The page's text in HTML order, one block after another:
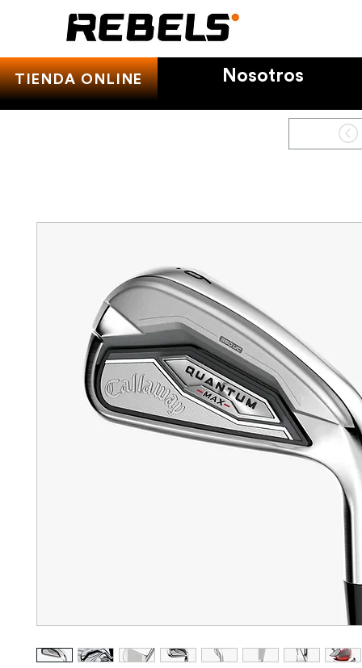
TIENDA ONLINE Nosotros